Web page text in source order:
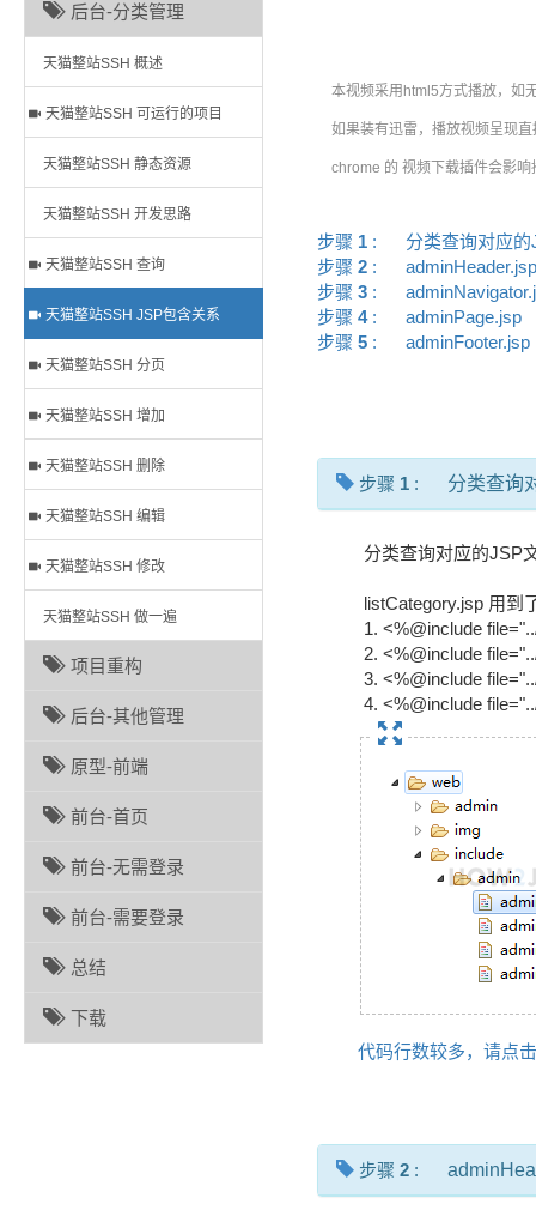
后台-分类管理
天猫整站SSH 概述
天猫整站SSH 可运行的项目
天猫整站SSH 静态资源
天猫整站SSH 开发思路
天猫整站SSH 查询
天猫整站SSH JSP包含关系
天猫整站SSH 分页
天猫整站SSH 增加
天猫整站SSH 删除
天猫整站SSH 编辑
天猫整站SSH 修改
天猫整站SSH 做一遍
项目重构
后台-其他管理
原型-前端
前台-首页
前台-无需登录
前台-需要登录
总结
下载
本视频采用html5方式播放，如
如果装有迅雷，播放视频呈现
chrome 的 视频下载插件会影
步骤 1 :
分类查询对应
步骤 2 :
步骤 3 :
步骤 4:
adminPage.jsp
步骤 5 :
步骤 1 : 分类查询
分类查询对应的JSP
listCategory.jsp 用到
1. <%@include
2. <%@include
3. <%@include
4. <%@include
代码行数较多，请点
步骤 2 :